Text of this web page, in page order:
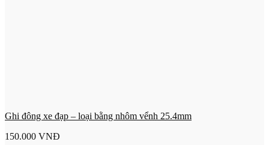
Ghi đông xe đạp – loại bằng nhôm vểnh 25.4mm
150.000 VNĐ